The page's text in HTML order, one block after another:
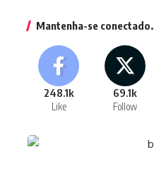
Mantenha-se conectado.
248.1k
Like
69.1k
Follow